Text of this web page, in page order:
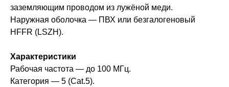
заземляющим проводом из лужёной меди.
Наружная оболочка — ПВХ или безгалогеновый
HFFR (LSZH).
Характеристики
Рабочая частота — до 100 МГц.
Категория — 5 (Cat.5).